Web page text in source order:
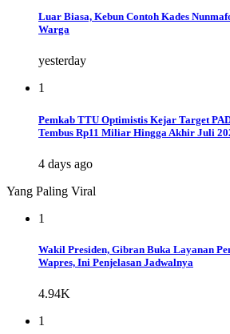
Luar Biasa, Kebun Contoh Kades
Warga
yesterday
1
Pemkab TTU Optimistis Kejar Target
Tembus Rp11 Miliar Hingga Akhir Juli
4 days ago
Yang Paling Viral
1
Wakil Presiden, Gibran Buka Layanan
Wapres, Ini Penjelasan Jadwalnya
4.94K
1